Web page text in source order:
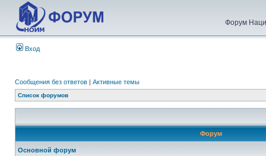
Форум
Вход
Сообщения без ответов | Активные темы
Список форумов
Форум
Основной форум